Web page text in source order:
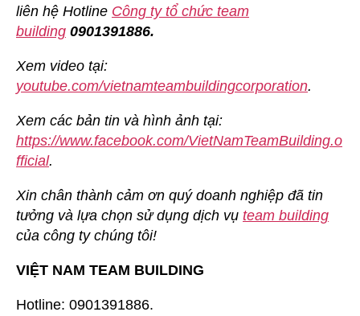
liên hệ Hotline Công ty tổ chức team
building 0901391886.
Xem video tại:
youtube.com/vietnamteambuildingcorporation.
Xem các bản tin và hình ảnh tại:
https://www.facebook.com/VietNamTeamBuilding.o
fficial.
Xin chân thành cảm ơn quý doanh nghiệp đã tin
tưởng và lựa chọn sử dụng dịch vụ team building
của công ty chúng tôi!
VIỆT NAM TEAM BUILDING
Hotline: 0901391886.